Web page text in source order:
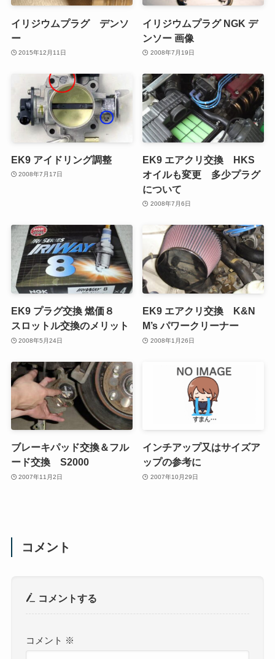
イリジウムプラグ デンソ
ー
2015年12月11日
イリジウムプラグ NGK デ
ンソー 画像
2008年7月19日
EK9 アイドリング調整
2008年7月17日
EK9 エアクリ交換 HKS
オイルも変更 多少プラグ
について
2008年7月6日
EK9 プラグ交換 燃価８
スロットル交換のメリット
2008年5月24日
EK9 エアクリ交換 K&N
M’s パワークリーナー
2008年1月26日
ブレーキパッド交換＆フル
ード交換 S2000
2007年11月2日
インチアップ又はサイズア
ップの参考に
2007年10月29日
コメント
コメントする
コメント ※